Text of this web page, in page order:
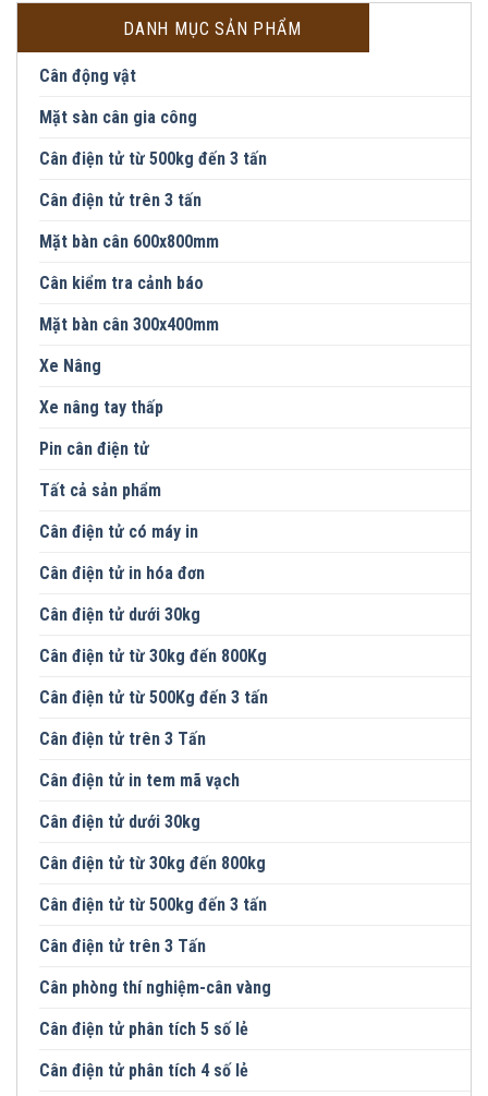
DANH MỤC SẢN PHẨM
Cân động vật
Mặt sàn cân gia công
Cân điện tử từ 500kg đến 3 tấn
Cân điện tử trên 3 tấn
Mặt bàn cân 600x800mm
Cân kiểm tra cảnh báo
Mặt bàn cân 300x400mm
Xe Nâng
Xe nâng tay thấp
Pin cân điện tử
Tất cả sản phẩm
Cân điện tử có máy in
Cân điện tử in hóa đơn
Cân điện tử dưới 30kg
Cân điện tử từ 30kg đến 800Kg
Cân điện tử từ 500Kg đến 3 tấn
Cân điện tử trên 3 Tấn
Cân điện tử in tem mã vạch
Cân điện tử dưới 30kg
Cân điện tử từ 30kg đến 800kg
Cân điện tử từ 500kg đến 3 tấn
Cân điện tử trên 3 Tấn
Cân phòng thí nghiệm-cân vàng
Cân điện tử phân tích 5 số lẻ
Cân điện tử phân tích 4 số lẻ